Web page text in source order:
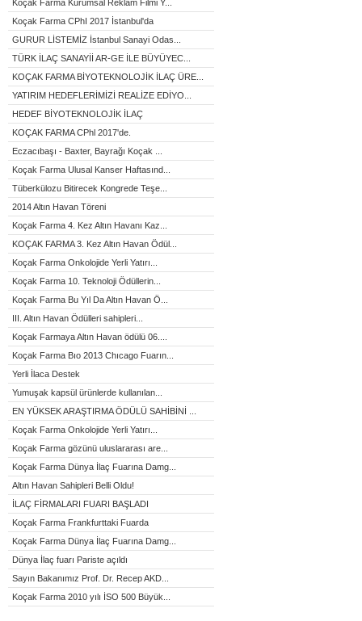
Koçak Farma Kurumsal Reklam Filmi Y...
Koçak Farma CPhI 2017 İstanbul'da
GURUR LİSTEMİZ İstanbul Sanayi Odas...
TÜRK İLAÇ SANAYİİ AR-GE İLE BÜYÜYEC...
KOÇAK FARMA BİYOTEKNOLOJİK İLAÇ ÜRE...
YATIRIM HEDEFLERİMİZİ REALİZE EDİYO...
HEDEF BİYOTEKNOLOJİK İLAÇ
KOÇAK FARMA CPhl 2017'de.
Eczacıbaşı - Baxter, Bayrağı Koçak ...
Koçak Farma Ulusal Kanser Haftasınd...
Tüberkülozu Bitirecek Kongrede Teşe...
2014 Altın Havan Töreni
Koçak Farma 4. Kez Altın Havanı Kaz...
KOÇAK FARMA 3. Kez Altın Havan Ödül...
Koçak Farma Onkolojide Yerli Yatırı...
Koçak Farma 10. Teknoloji Ödüllerin...
Koçak Farma Bu Yıl Da Altın Havan Ö...
III. Altın Havan Ödülleri sahipleri...
Koçak Farmaya Altın Havan ödülü 06....
Koçak Farma Bıo 2013 Chıcago Fuarın...
Yerli İlaca Destek
Yumuşak kapsül ürünlerde kullanılan...
EN YÜKSEK ARAŞTIRMA ÖDÜLÜ SAHİBİNİ ...
Koçak Farma Onkolojide Yerli Yatırı...
Koçak Farma gözünü uluslararası are...
Koçak Farma Dünya İlaç Fuarına Damg...
Altın Havan Sahipleri Belli Oldu!
İLAÇ FİRMALARI FUARI BAŞLADI
Koçak Farma Frankfurttaki Fuarda
Koçak Farma Dünya İlaç Fuarına Damg...
Dünya İlaç fuarı Pariste açıldı
Sayın Bakanımız Prof. Dr. Recep AKD...
Koçak Farma 2010 yılı İSO 500 Büyük...